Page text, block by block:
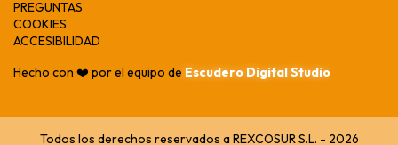
PREGUNTAS
COOKIES
ACCESIBILIDAD
Hecho con ❤️ por el equipo de Escudero Digital Studio
Todos los derechos reservados a REXCOSUR S.L. - 2026